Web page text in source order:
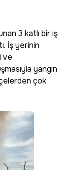
3 katlı bir iş
İş yerinin
ve
yangın
çok